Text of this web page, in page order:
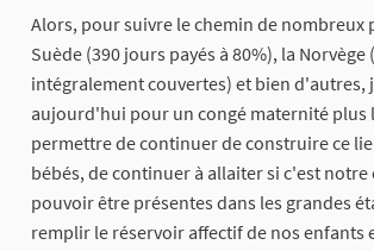
Alors, pour suivre le chemin de nombreux
Suède (390 jours payés à 80%), la Norvège
intégralement couvertes) et bien d'autres,
aujourd'hui pour un congé maternité plus
permettre de continuer de construire ce
bébés, de continuer à allaiter si c'est notre
pouvoir être présentes dans les grandes
remplir le réservoir affectif de nos enfants